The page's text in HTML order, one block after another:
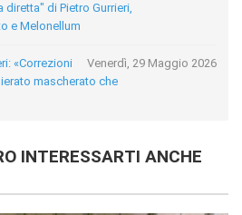
di Pietro Gurrieri,
e Melonellum
Venerdì, 29 Maggio 2026
«Correzioni
mascherato che
INTERESSARTI ANCHE